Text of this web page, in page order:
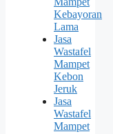
Kebayoran
Lama
Jasa
Wastafel
Mampet
Kebon
Jeruk
Jasa
Wastafel
Mampet